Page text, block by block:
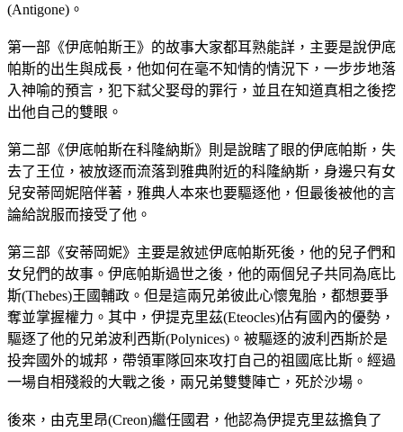
(Antigone)。
第一部《伊底帕斯王》的故事大家都耳熟能詳，主要是說伊底
帕斯的出生與成長，他如何在毫不知情的情況下，一步步地落
入神喻的預言，犯下弒父娶母的罪行，並且在知道真相之後挖
出他自己的雙眼。
第二部《伊底帕斯在科隆納斯》則是說瞎了眼的伊底帕斯，失
去了王位，被放逐而流落到雅典附近的科隆納斯，身邊只有女
兒安蒂岡妮陪伴著，雅典人本來也要驅逐他，但最後被他的言
論給說服而接受了他。
第三部《安蒂岡妮》主要是敘述伊底帕斯死後，他的兒子們和
女兒們的故事。伊底帕斯過世之後，他的兩個兒子共同為底比
斯(Thebes)王國輔政。但是這兩兄弟彼此心懷鬼胎，都想要爭
奪並掌握權力。其中，伊提克里茲(Eteocles)佔有國內的優勢，
驅逐了他的兄弟波利西斯(Polynices)。被驅逐的波利西斯於是
投奔國外的城邦，帶領軍隊回來攻打自己的祖國底比斯。經過
一場自相殘殺的大戰之後，兩兄弟雙雙陣亡，死於沙場。
後來，由克里昂(Creon)繼任國君，他認為伊提克里茲擔負了